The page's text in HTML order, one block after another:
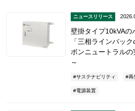
ニュースリリース
壁掛タイプ10kVAの
「三相ラインバッ
ボンニュートラル
～
サステナビリティ 再
電源装置